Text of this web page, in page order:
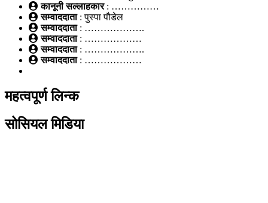
कानूनी सल्लाहकार : ……………
सम्वाददाता: पुस्पा पौडेल
सम्वाददाता : ……………….
सम्वाददाता: ………………
सम्वाददाता: ……………….
सम्वाददाता: ………………
महत्वपूर्ण लिन्क
सोसियल मिडिया